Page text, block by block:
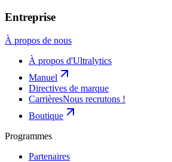
Entreprise
À propos de nous
À propos d'Ultralytics
Manuel
Directives de marque
CarrièresNous recrutons !
Boutique
Programmes
Partenaires